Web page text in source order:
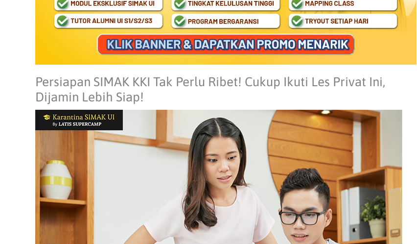
Persiapan SIMAK KKI Tak Perlu Ribet! Cukup Ikuti Les Privat Ini,
Dijamin Lebih Siap!